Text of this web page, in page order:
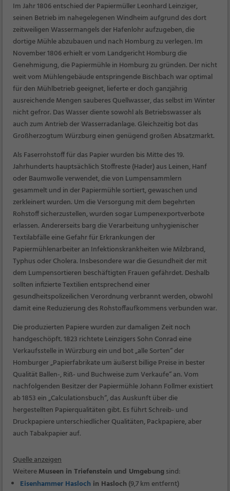
Im Jahr 1806 entschied der Papiermüller Leonhard Leinziger,
seinen Betrieb im nahegelegenen Windheim aufgrund des dort
zeitweiligen Wassermangels der Hafenlohr aufzugeben, die
dortige Mühle abzubauen und nach Homburg zu verlegen. Im
November 1806 erhielt er vom Landgericht Homburg die
Genehmigung, die Papiermühle in Homburg zu gründen. Der nicht
weit vom Mühlengebäude entspringende Bischbach war optimal
für den Mühlbetrieb geeignet, lieferte er doch ganzjährig
ausreichende Mengen sauberes Quellwasser, das selbst im Winter
nicht gefror. Das Wasser diente sowohl als Betriebswasser als
auch zum Antrieb der Wasserradanlage. Gleichzeitig bot das
Großherzogtum Würzburg einen genügend großen Absatzmarkt.
Als Faserrohstoff für das Papier wurden bis Mitte des 19.
Jahrhunderts hauptsächlich Stoffreste (Hader) aus Leinen, Hanf
oder Baumwolle verwendet, die von Lumpensammlern
gesammelt und in der Papiermühle sortiert, gewaschen und
zerkleinert wurden. Um die Versorgung mit dem begehrten
Rohstoff sicherzustellen, wurden sogar Lumpenexportverbote
erlassen. Andererseits barg die Verarbeitung unhygienischer
Textilabfälle eine Gefahr für Erkrankungen der
Papiermühlenarbeiter an Infektionskrankheiten wie Milzbrand,
Typhus oder Cholera. Insbesondere war die Gesundheit der mit
dem Lumpensortieren beschäftigten Frauen gefährdet. Deshalb
sollten infizierte Textilien entsprechend einer
gesundheitspolizeilichen Verordnung verbrannt werden, obwohl
damit eine Reduzierung des Rohstoffaufkommens verbunden war.
Die produzierten Papiere wurden zur damaligen Zeit noch
handgeschöpft. 1823 richtete Leinzigers Sohn Conrad eine
Verkaufsstelle in Würzburg ein und bot„alleSorten“der
Homburger„Papierfabrikate um äußerst billige Preise in bester
Qualität Ballen-, Riß- und Buchweise zum Verkaufe“an. Vom
nachfolgenden Besitzer der Papiermühle Johann Follmer existiert
ab 1853 ein „Calculationsbuch“, das Auskunft über die
hergestellten Papierqualitäten gibt. Es führt Schreib- und
Druckpapiere unterschiedlicher Qualitäten, Packpapiere, aber
auch Tabakpapier auf.
Quelle anzeigen
WeitereMuseen in Triefenstein und Umgebungsind:
Eisenhammer Hasloch in Hasloch (9,7 km entfernt)